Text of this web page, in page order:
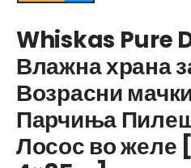
Whiskas Pure
Влажна храна
Возрасни
Парчиња
Лосос во желе